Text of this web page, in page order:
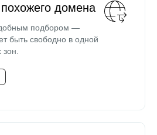
домена
подбором —
быть свободно в одной